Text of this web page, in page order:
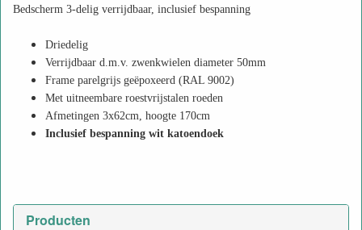
Producten
Bedscherm 3-delig verrijdbaar, inclusief bespanning
Driedelig
Verrijdbaar d.m.v. zwenkwielen diameter 50mm
Frame parelgrijs geëpoxeerd (RAL 9002)
Met uitneembare roestvrijstalen roeden
Afmetingen 3x62cm, hoogte 170cm
Inclusief bespanning wit katoendoek